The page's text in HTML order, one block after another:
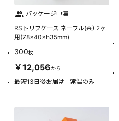
パッケージ中澤
RSトリフケース ネーフル(茶) 2ヶ
用(78×40×h35mm)
300枚
￥12,056から
最短13日後お届け 常温のみ